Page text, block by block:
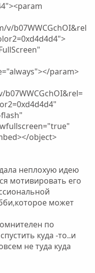
v/b07WWCGchOI&rel
param>
object>
неплохую идею
мотивировать его
может
по
куда -то..и
не туда куда